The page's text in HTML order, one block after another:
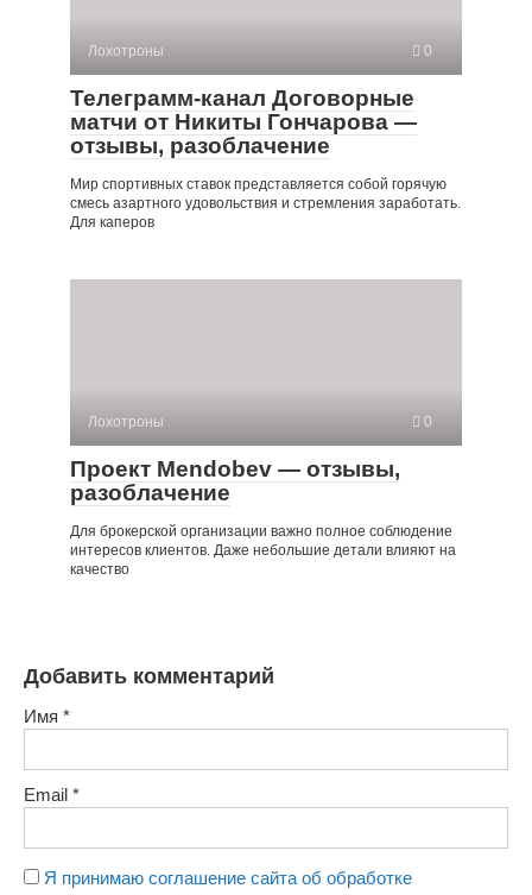
Лохотроны 0
Телеграмм-канал Договорные
матчи от Никиты Гончарова —
отзывы, разоблачение
Мир спортивных ставок представляется собой горячую
смесь азартного удовольствия и стремления заработать.
Для каперов
Лохотроны 0
Проект Mendobev — отзывы,
разоблачение
Для брокерской организации важно полное соблюдение
интересов клиентов. Даже небольшие детали влияют на
качество
Добавить комментарий
Имя *
Email *
Я принимаю соглашение сайта об обработке